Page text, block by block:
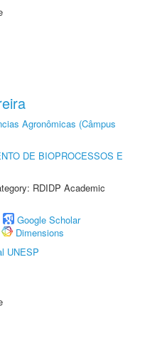
Agronômicas (Câmpus
DE BIOPROCESSOS E
RDIDP Academic
Google Scholar
Dimensions
UNESP